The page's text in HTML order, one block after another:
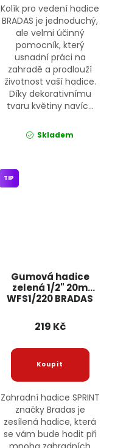
Kolík pro vedení hadice
BRADAS je jednoduchý,
ale velmi účinný
pomocník, který
usnadní práci na
zahradě a prodlouží
životnost vaší hadice.
Díky dekorativnímu
tvaru květiny navíc...
Skladem
Gumová hadice
zelená 1/2" 20m
WFS1/220 BRADAS
TIP
219 Kč
Zahradní hadice SPRINT
značky Bradas je
zesílená hadice, která
se vám bude hodit při